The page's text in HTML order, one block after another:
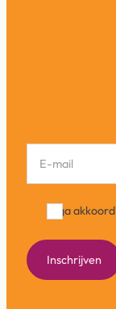
Wil je op de
In onze Info-flits
Ik ga
Inschrijven